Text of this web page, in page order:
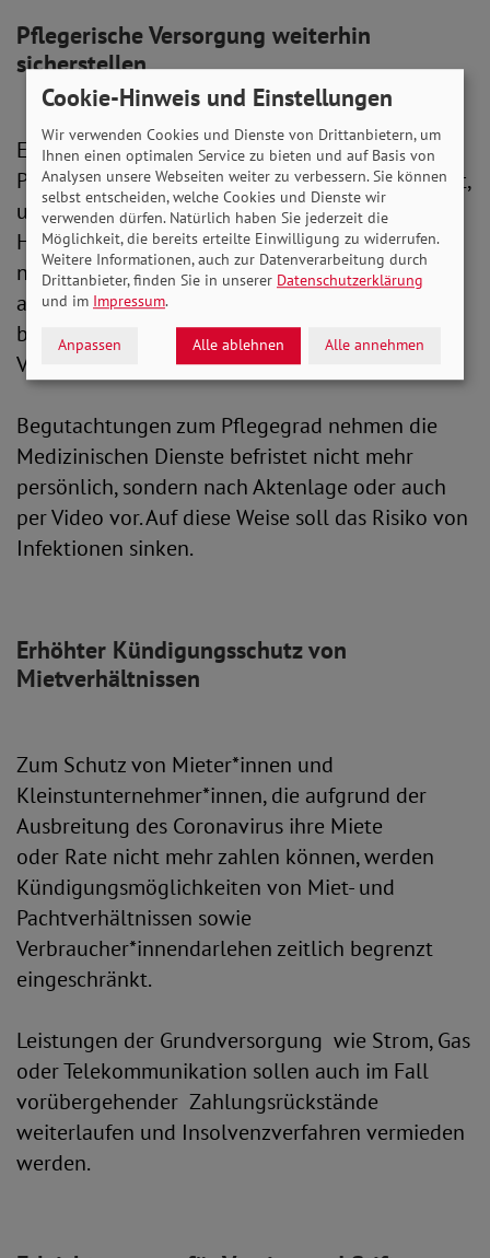
Pflegerische Versorgung weiterhin
sicherstellen
Externe Qualitätskontrollen im Rahmen des
Pflege-TÜVs sind bis Ende September ausgesetzt,
um dadurch das Pflegepersonal zu entlasten.
Hinweisen auf Missstände wird weiterhin
nachgegangen. Um die pflegerische Versorgung
aufrechtzuerhalten, können Anbieter zudem
befristet von gesetzlichen und vertraglichen
Vorgaben zur Personalausstattung abweichen.
Begutachtungen zum Pflegegrad nehmen die
Medizinischen Dienste befristet nicht mehr
persönlich, sondern nach Aktenlage oder auch
per Video vor. Auf diese Weise soll das Risiko von
Infektionen sinken.
Erhöhter Kündigungsschutz von
Mietverhältnissen
Zum Schutz von Mieter*innen und
Kleinstunternehmer*innen, die aufgrund der
Ausbreitung des Coronavirus ihre Miete
oder Rate nicht mehr zahlen können, werden
Kündigungsmöglichkeiten von Miet- und
Pachtverhältnissen sowie
Verbraucher*innendarlehen zeitlich begrenzt
eingeschränkt.
Leistungen der Grundversorgung wie Strom, Gas
oder Telekommunikation sollen auch im Fall
vorübergehender Zahlungsrückstände
weiterlaufen und Insolvenzverfahren vermieden
werden.
Cookie-Hinweis und Einstellungen
Wir verwenden Cookies und Dienste von Drittanbietern, um
Ihnen einen optimalen Service zu bieten und auf Basis von
Analysen unsere Webseiten weiter zu verbessern. Sie können
selbst entscheiden, welche Cookies und Dienste wir
verwenden dürfen. Natürlich haben Sie jederzeit die
Möglichkeit, die bereits erteilte Einwilligung zu widerrufen.
Weitere Informationen, auch zur Datenverarbeitung durch
Drittanbieter, finden Sie in unserer Datenschutzerklärung
und im Impressum.
Anpassen Alle ablehnen Alle annehmen